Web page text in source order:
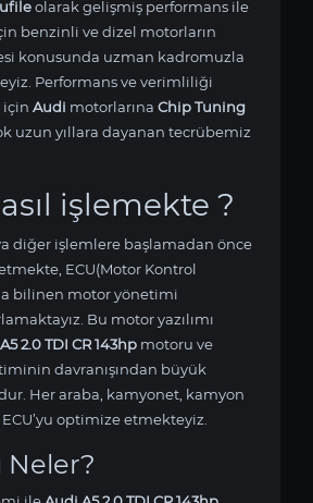
olarak gelişmiş performans ile
benzinli ve dizel motorların
konusunda uzman kadromuzla
Performans ve verimliliği
için Audi motorlarına Chip Tuning
uzun yıllara dayanan tecrübemiz
işlemekte ?
diğer işlemlere başlamadan önce
etmekte, ECU(Motor Kontrol
bilinen motor yönetimi
Bu motor yazılımı
2.0 TDI CR 143hp motoru ve
davranışından büyük
Her araba, kamyonet, kamyon
optimize etmekteyiz.
Neler?